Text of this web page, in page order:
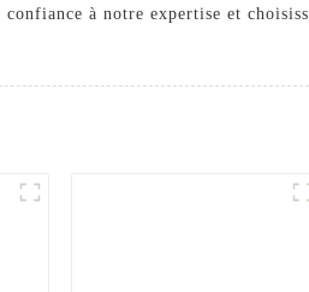
à notre expertise et